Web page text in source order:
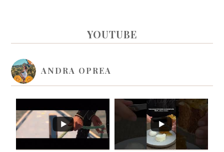
PRIMARY
SIDEBAR
YOUTUBE
ANDRA OPREA